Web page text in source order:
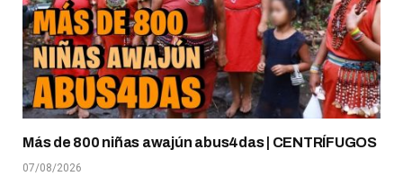
Más de 800 niñas awajún abus4das | CENTRÍFUGOS
07/08/2026